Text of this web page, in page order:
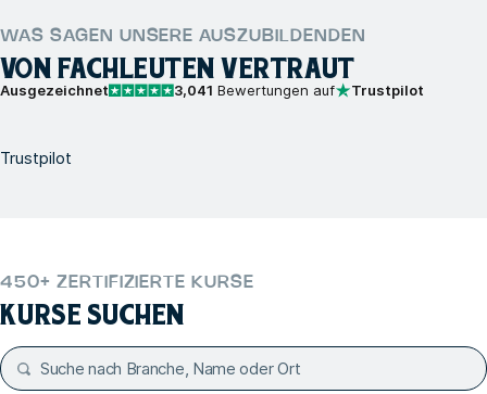
WAS SAGEN UNSERE AUSZUBILDENDEN
VON FACHLEUTEN VERTRAUT
Ausgezeichnet 3,041 Bewertungen auf Trustpilot
Trustpilot
450+ ZERTIFIZIERTE KURSE
KURSE SUCHEN